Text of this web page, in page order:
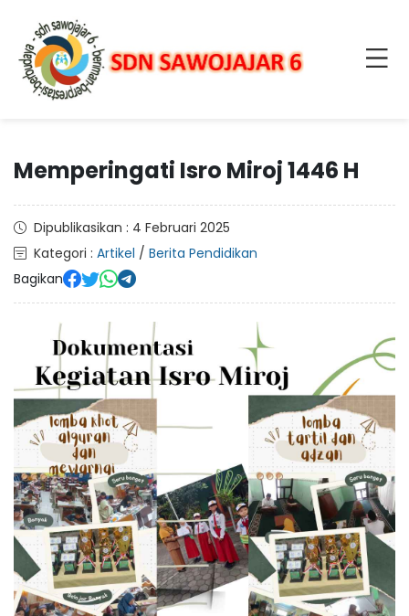
Memperingati Isro Miroj 1446 H
Dipublikasikan : 4 Februari 2025
Kategori : Artikel / Berita Pendidikan
Bagikan